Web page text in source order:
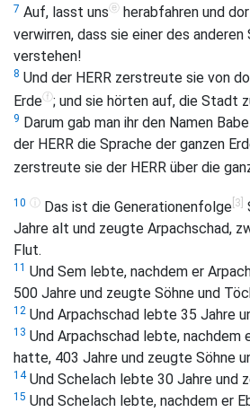
7 Auf, lasst unsⓔ herabfahren und
verwirren, dass sie einer des anderen
verstehen!
8 Und der HERR zerstreute sie von
Erdeⓕ; und sie hörten auf, die Stadt
9 Darum gab man ihr den Namen
der HERR die Sprache der ganzen
zerstreute sie der HERR über die
10 ⓘ Das ist die Generationenfolge [3]
Jahre alt und zeugte Arpachschad,
Flut.
11 Und Sem lebte, nachdem er
500 Jahre und zeugte Söhne und
12 Und Arpachschad lebte 35 Jahre
13 Und Arpachschad lebte, nachdem
hatte, 403 Jahre und zeugte Söhne
14Und Schelach lebte 30 Jahre und
15 Und Schelach lebte, nachdem er